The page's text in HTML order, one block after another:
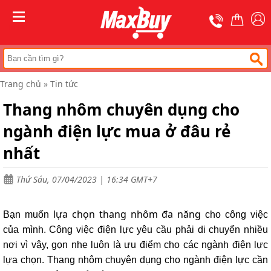
Trang
chủ
Thang
chữ
A
nhôm
rút
Thang
nhôm
cách
điện
Thang
Thang
nhôm
gấp
(
Trang chủ » Tin tức
Thang nhôm chuyên dụng cho
ngành điện lực mua ở đâu rẻ
nhất
Thứ Sáu, 07/04/2023 | 16:34 GMT+7
Bạn muốn lựa chọn thang nhôm đa năng cho công việc
của mình. Công việc điện lực yêu cầu phải di chuyển nhiều
nơi vì vậy, gọn nhẹ luôn là ưu điểm cho các ngành điện lực
lựa chọn. Thang nhôm chuyên dụng cho ngành điện lực cần